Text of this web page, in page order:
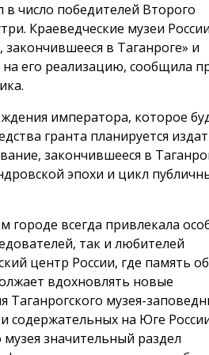
число победителей Второго
Краеведческие музеи
в Таганроге» и
его реализацию, сообщила
императора, которое
гранта планируется
закончившееся в
эпохи и цикл
всегда привлекала
так и любителей
центр России, где память об
вдохновлять новые
Таганрогского музея-
содержательных на Юге
значительный раздел